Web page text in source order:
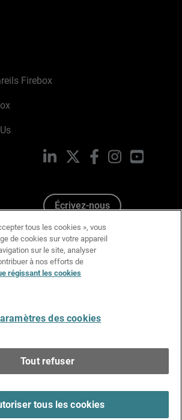
Firebox
LinkedIn FacebookInstagramYouTube
Écrivez-nous
tous les cookies », vous
de cookies sur votre appareil
sur le site, analyser
à nos efforts de
régissant les cookies
des cookies
Tout refuser
tous les cookies